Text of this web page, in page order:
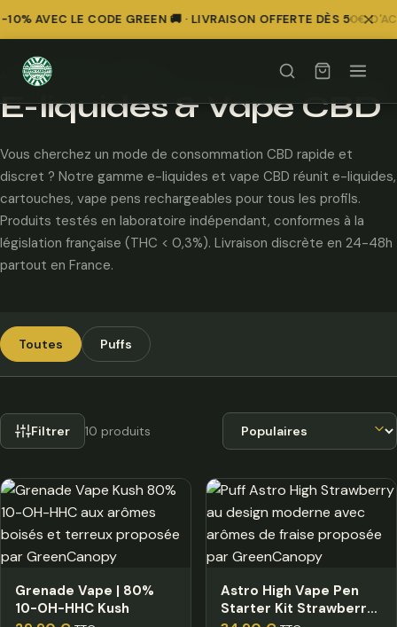
AVEC LE CODE GREEN 🚚 · LIVRAISON OFFERTE DÈS 50€
Accueil/E-liquides & Vape CBD
E-liquides & Vape CBD
Vous cherchez un mode de consommation CBD rapide et
discret ? Notre gamme e-liquides et vape CBD réunit e-liquides,
cartouches, vape pens rechargeables pour tous les profils.
Produits testés en laboratoire indépendant, conformes à la
législation française (THC < 0,3%). Livraison discrète en 24-48h
partout en France.
Toutes Puffs
Filtrer 10 produits Trier par
Grenade Vape | 80%
10-OH-HHC Kush
Comparer
Astro High Vape Pen
Starter Kit Strawberry
Comparer
Comparer
Comparer
Comparer
Comparer
Comparer
Comparer
Comparer
Comparer